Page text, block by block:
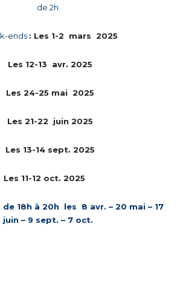
de 2h
ends : Les 1-2 mars 2025
Les 12-13 avr. 2025
Les 24-25 mai 2025
Les 21-22 juin 2025
Les 13-14 sept. 2025
Les 11-12 oct. 2025
18h à 20h les 8 avr. – 20 mai – 17
juin – 9 sept. – 7 oct.